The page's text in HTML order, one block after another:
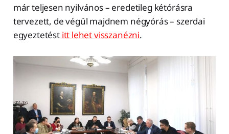
már teljesen nyilvános – eredetileg kétórásra
tervezett, de végül majdnem négyórás – szerdai
egyeztetést itt lehet visszanézni.